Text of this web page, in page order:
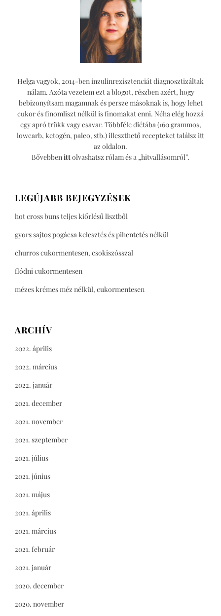
Helga vagyok, 2014-ben inzulinrezisztenciát diagnosztizáltak
nálam. Azóta vezetem ezt a blogot, részben azért, hogy
bebizonyítsam magamnak és persze másoknak is, hogy lehet
cukor és finomliszt nélkül is finomakat enni. Néha elég hozzá
egy apró trükk vagy csavar. Többféle diétába (160 grammos,
lowcarb, ketogén, paleo, stb.) illeszthető recepteket találsz itt
az oldalon.
Bővebben ittolvashatsz rólam és a „hitvallásomról”.
LEGÚJABB BEJEGYZÉSEK
hot cross buns teljes kiőrlésű lisztből
gyors sajtos pogácsa kelesztés és pihentetés nélkül
churros cukormentesen, csokiszósszal
flódni cukormentesen
mézes krémes méz nélkül, cukormentesen
ARCHÍV
2022. április
2022. március
2022. január
2021. december
2021. november
2021. szeptember
2021. július
2021. június
2021. május
2021. április
2021. március
2021. február
2021. január
2020. december
2020. november